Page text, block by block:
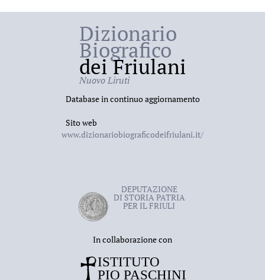
Dizionario
Biografico
dei Friulani
Nuovo Liruti
Database in continuo aggiornamento
Sito web
www.dizionariobiograficodeifriulani.it/
DEPUTAZIONE
DI STORIA PATRIA
PER IL FRIULI
In collaborazione con